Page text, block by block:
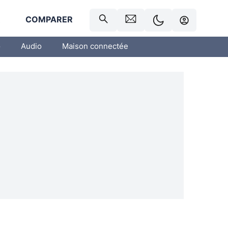
COMPARER
Audio Maison connectée